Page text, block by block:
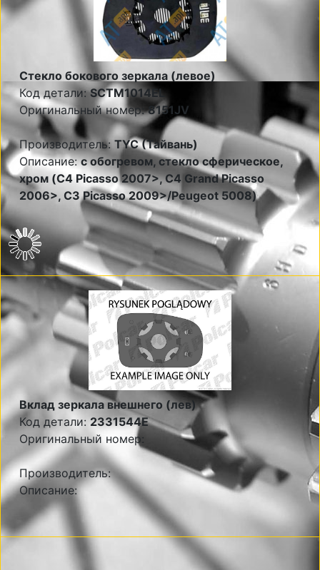
Стекло бокового зеркала (левое)
Код детали:SCTM1014EL
Оригинальный номер:8151JV
Производитель: TYC (Тайвань)
Описание:с обогревом, стекло сферическое,
хром (C4 Picasso 2007>, C4 Grand Picasso
2006>, C3 Picasso 2009>/Peugeot 5008)
Вклад зеркала внешнего (лев)
Код детали: 2331544E
Оригинальный номер:
Производитель:
Описание: